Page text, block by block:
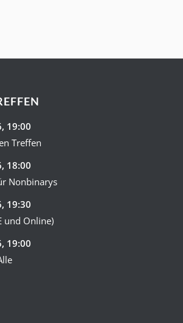
, 19:00
Treffen
, 18:00
Nonbinarys
, 19:30
und Online)
, 19:00